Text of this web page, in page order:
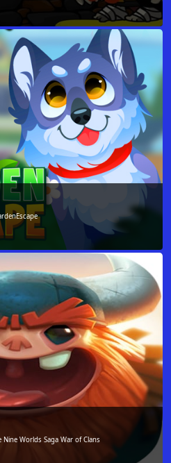
Worlds Saga War of Clans